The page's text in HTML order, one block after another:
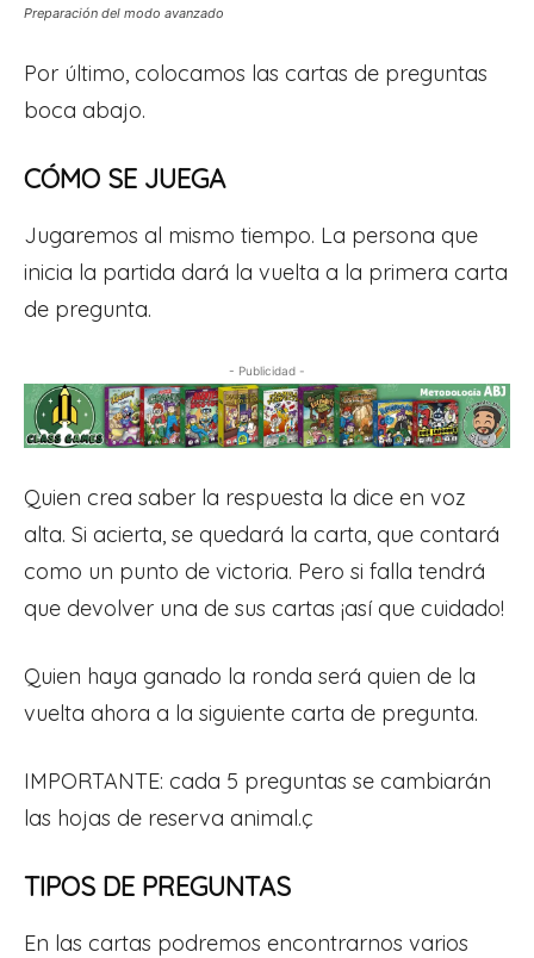
Preparación del modo avanzado
Por último, colocamos las cartas de preguntas
boca abajo.
CÓMO SE JUEGA
Jugaremos al mismo tiempo. La persona que
inicia la partida dará la vuelta a la primera carta
de pregunta.
- Publicidad -
Quien crea saber la respuesta la dice en voz
alta. Si acierta, se quedará la carta, que contará
como un punto de victoria. Pero si falla tendrá
que devolver una de sus cartas ¡así que cuidado!
Quien haya ganado la ronda será quien de la
vuelta ahora a la siguiente carta de pregunta.
IMPORTANTE: cada 5 preguntas se cambiarán
las hojas de reserva animal.ç
TIPOS DE PREGUNTAS
En las cartas podremos encontrarnos varios